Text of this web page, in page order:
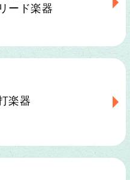
リード楽器
楽器